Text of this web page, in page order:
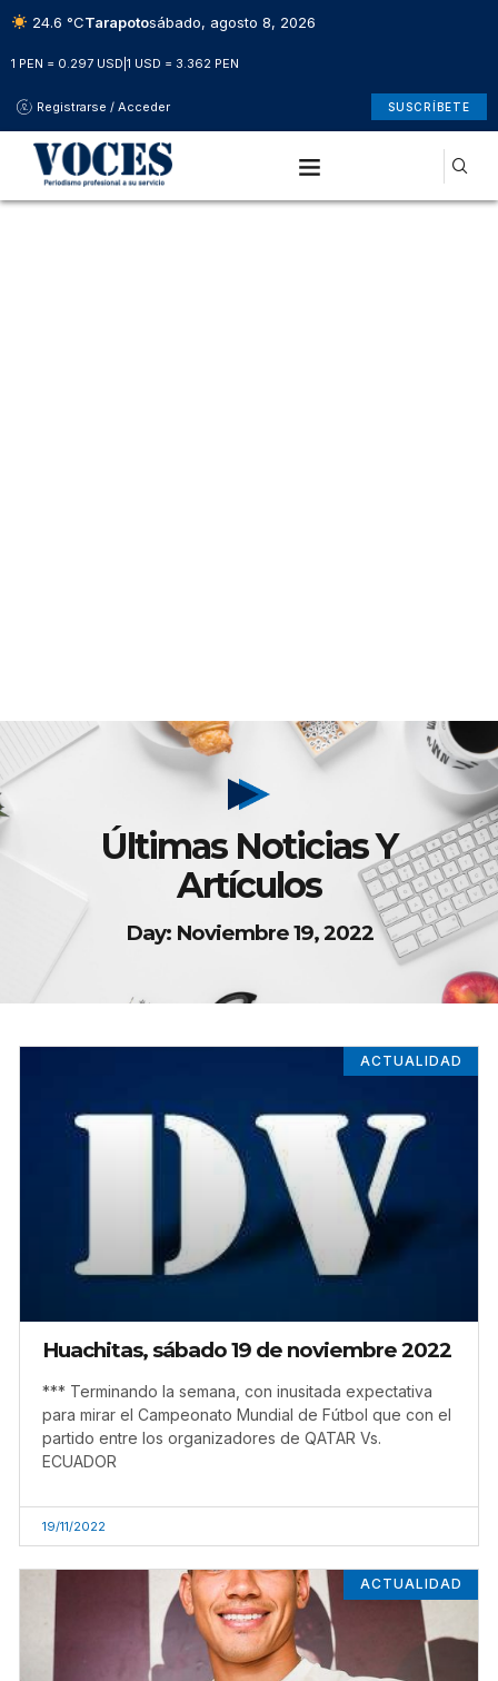
24.6 °CTarapotosábado, agosto 8, 2026
1 PEN = 0.297 USD 1 USD = 3.362 PEN
Registrarse / Acceder SUSCRÍBETE
Últimas Noticias Y
Artículos
Day: Noviembre 19, 2022
ACTUALIDAD
Huachitas, sábado 19 de noviembre 2022
*** Terminando la semana, con inusitada expectativa
para mirar el Campeonato Mundial de Fútbol que con el
partido entre los organizadores de QATAR Vs.
ECUADOR
19/11/2022
ACTUALIDAD